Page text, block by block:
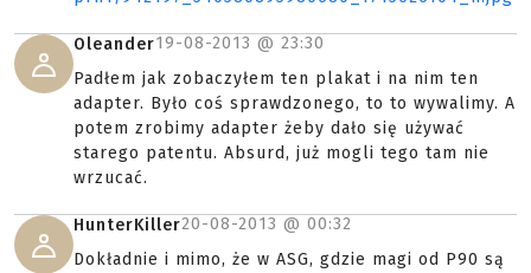
Oleander19-08-2013 @ 23:30
Padłem jak zobaczyłem ten plakat i na nim ten
adapter. Było coś sprawdzonego, to to wywalimy. A
potem zrobimy adapter żeby dało się używać
starego patentu. Absurd, już mogli tego tam nie
wrzucać.
HunterKiller20-08-2013 @ 00:32
Dokładnie i mimo, że w ASG, gdzie magi od P90 są